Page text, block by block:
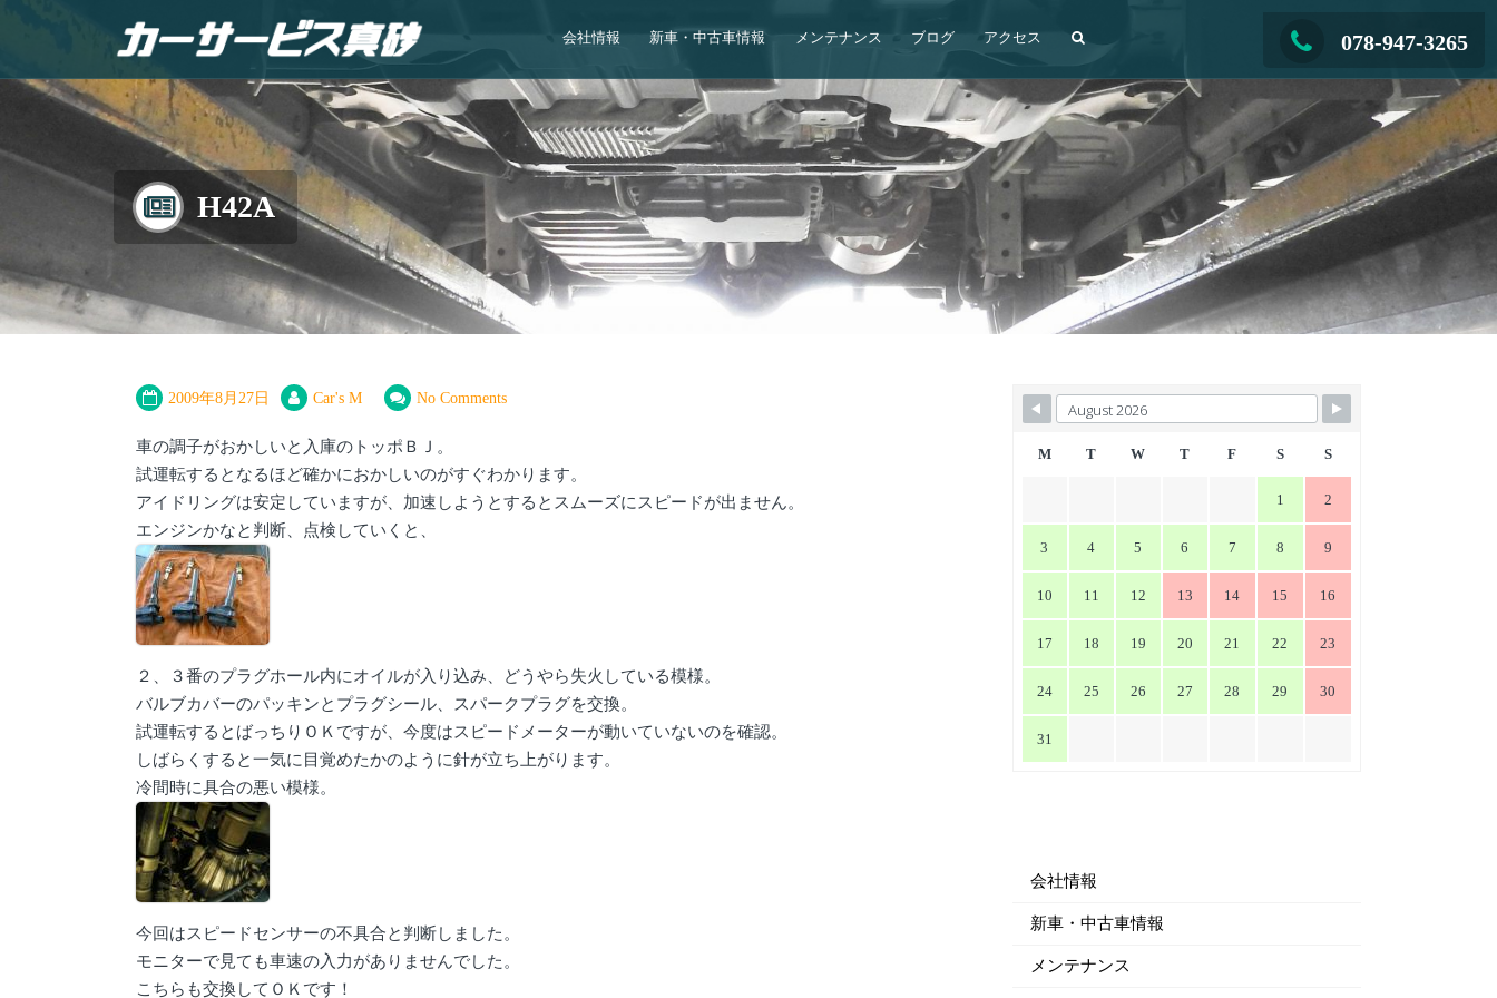
078-947-3265
会社情報 新車・中古車情報 メンテナンス ブログ アクセス
H42A
2009年8月27日 Car's M No Comments
車の調子がおかしいと入庫のトッポＢＪ。
試運転するとなるほど確かにおかしいのがすぐわかります。
アイドリングは安定していますが、加速しようとするとスムーズにスピードが出ません。
エンジンかなと判断、点検していくと、
２、３番のプラグホール内にオイルが入り込み、どうやら失火している模様。
バルブカバーのパッキンとプラグシール、スパークプラグを交換。
試運転するとばっちりＯＫですが、今度はスピードメーターが動いていないのを確認。
しばらくすると一気に目覚めたかのように針が立ち上がります。
冷間時に具合の悪い模様。
今回はスピードセンサーの不具合と判断しました。
モニターで見ても車速の入力がありませんでした。
こちらも交換してＯＫです！
M T W T F S S
1 2
3 4 5 6 7 8 9
10 11 12 13 14 15 16
17 18 19 20 21 22 23
24 25 26 27 28 29 30
31
会社情報
新車・中古車情報
メンテナンス